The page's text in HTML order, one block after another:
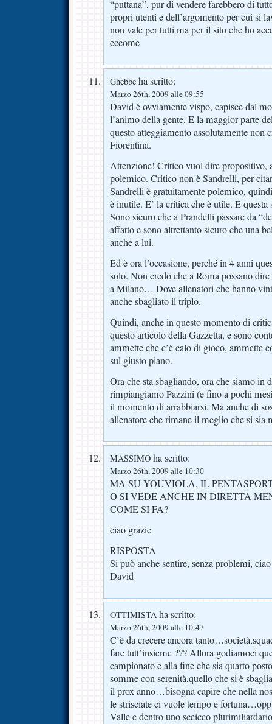
“puttana”, pur di vendere farebbero di
propri utenti e dell’argomento per cui si
non vale per tutti ma per il sito che ho
eccome
Ghebbe ha scritto:
Marzo 26th, 2009 alle 09:55
David è ovviamente vispo, capisce dal
l’animo della gente. E la maggior parte
questo atteggiamento assolutamente
Fiorentina.
Attenzione! Critico vuol dire propositivo,
polemico. Critico non è Sandrelli, per
Sandrelli è gratuitamente polemico,
è inutile. E’ la critica che è utile. E questa
Sono sicuro che a Prandelli passare da
affatto e sono altrettanto sicuro che una
anche a lui.
Ed è ora l’occasione, perché in 4 anni
solo. Non credo che a Roma possano
a Milano… Dove allenatori che hanno
anche sbagliato il triplo.
Quindi, anche in questo momento di
questo articolo della Gazzetta, e sono
ammette che c’è calo di gioco, ammette
sul giusto piano.
Ora che sta sbagliando, ora che siamo in
rimpiangiamo Pazzini (e fino a pochi
il momento di arrabbiarsi. Ma anche di
allenatore che rimane il meglio che si sia
MASSIMO ha scritto:
Marzo 26th, 2009 alle 10:30
MA SU YOUVIOLA, IL
O SI VEDE ANCHE IN DIRETTA
COME SI FA?
ciao grazie
RISPOSTA
Si può anche sentire, senza problemi, ciao
David
OTTIMISTA ha scritto:
Marzo 26th, 2009 alle 10:47
C’è da crecere ancora
fare tutt’insieme ??? Allora godiamoci
campionato e alla fine che sia quarto
somme con serenità,quello che si è
il prox anno…bisogna capire che nella
le strisciate ci vuole tempo e
Valle e dentro uno sceicco